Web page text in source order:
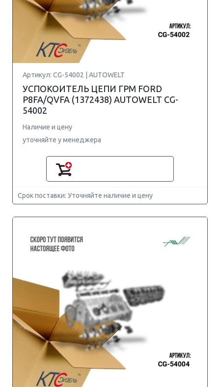
Артикул: CG-54002 | AUTOWELT
УСПОКОИТЕЛЬ ЦЕПИ ГРМ FORD
P8FA/QVFA (1372438) AUTOWELT CG-
54002
Наличие и цену
уточняйте у менеджера
Срок поставки: Уточняйте наличие и цену